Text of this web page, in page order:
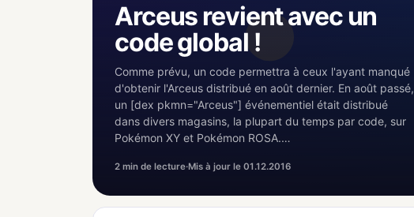
Arceus revient avec un
code global !
Comme prévu, un code permettra à ceux l'ayant manqué
d'obtenir l'Arceus distribué en août dernier. En août passé,
un [dex pkmn="Arceus"] événementiel était distribué
dans divers magasins, la plupart du temps par code, sur
Pokémon XY et Pokémon ROSA.…
2 min de lecture·Mis à jour le 01.12.2016